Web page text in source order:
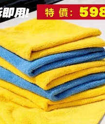
吊掛式香片 3種味道選
香迷人。
內或房間....等地方。